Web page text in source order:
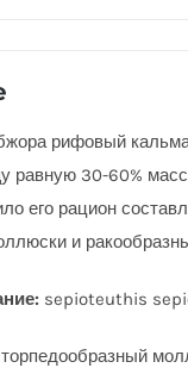
рифовый
равную 30-60%
его рацион
и
sepioteuthis
торпедообразный